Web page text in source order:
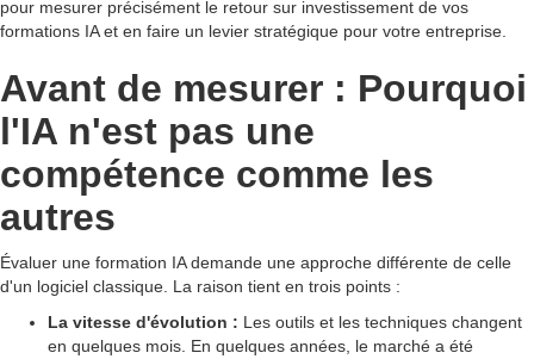
pour mesurer précisément le retour sur investissement de vos
formations IA et en faire un levier stratégique pour votre entreprise.
Avant de mesurer : Pourquoi
l'IA n'est pas une
compétence comme les
autres
Évaluer une formation IA demande une approche différente de celle
d'un logiciel classique. La raison tient en trois points :
La vitesse d'évolution : Les outils et les techniques changent
en quelques mois. En quelques années, le marché a été